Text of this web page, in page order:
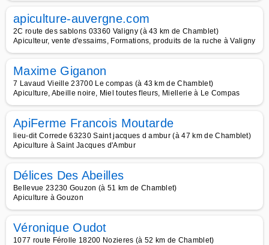
apiculture-auvergne.com
2C route des sablons 03360 Valigny (à 43 km de Chamblet)
Apiculteur, vente d'essaims, Formations, produits de la ruche à Valigny
Maxime Giganon
7 Lavaud Vieille 23700 Le compas (à 43 km de Chamblet)
Apiculture, Abeille noire, Miel toutes fleurs, Miellerie à Le Compas
ApiFerme Francois Moutarde
lieu-dit Correde 63230 Saint jacques d ambur (à 47 km de Chamblet)
Apiculture à Saint Jacques d'Ambur
Délices Des Abeilles
Bellevue 23230 Gouzon (à 51 km de Chamblet)
Apiculture à Gouzon
Véronique Oudot
1077 route Férolle 18200 Nozieres (à 52 km de Chamblet)